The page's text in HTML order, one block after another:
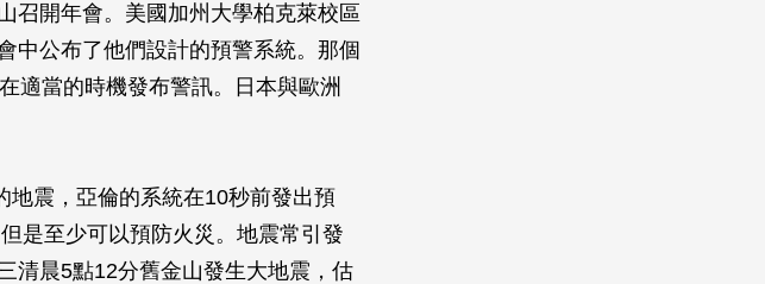
召開年會。美國加州大學柏克萊校區
中公布了他們設計的預警系統。那個
適當的時機發布警訊。日本與歐洲
地震，亞倫的系統在10秒前發出預
是至少可以預防火災。地震常引發
清晨5點12分舊金山發生大地震，估